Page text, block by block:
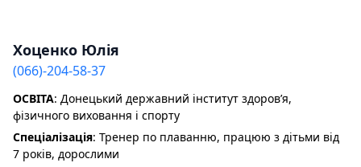
Хоценко Юлія
(066)-204-58-37
ОСВІТА: Донецький державний інститут здоров’я,
фізичного виховання і спорту
Спеціалізація: Тренер по плаванню, працюю з дітьми від
7 років, дорослими